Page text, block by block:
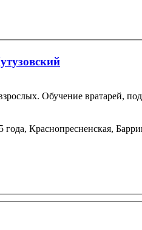
Обучение вратарей,
Краснопресненская,